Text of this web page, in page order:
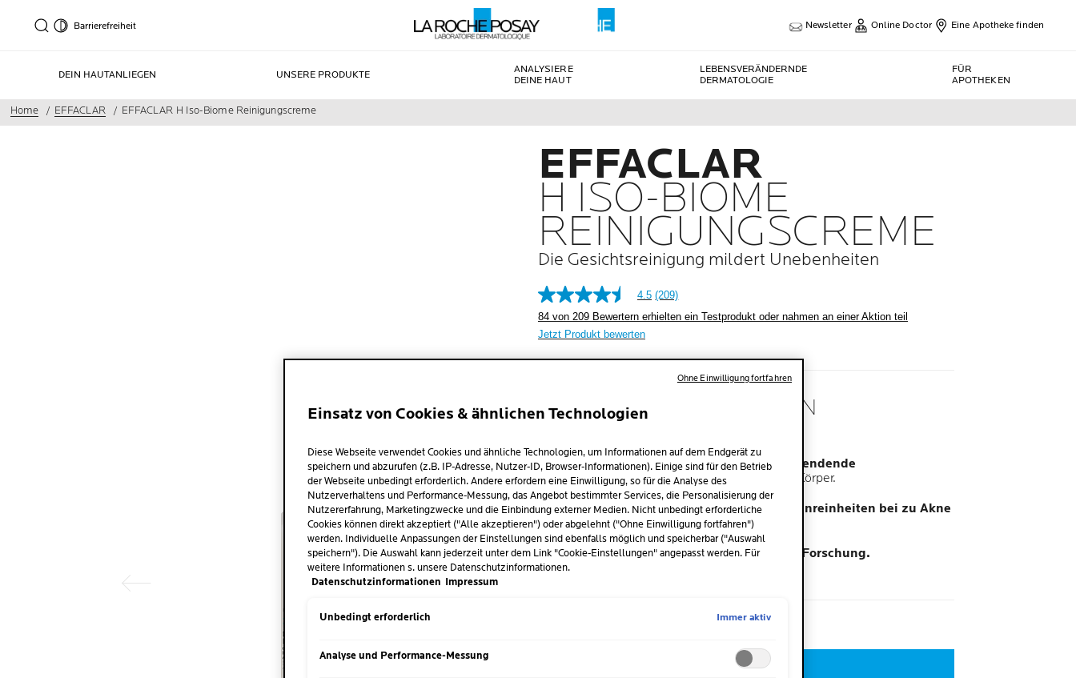
Barrierefreiheit Newsletter Online Doctor Eine Apotheke finden
DEIN HAUTANLIEGEN UNSERE PRODUKTE
ANALYSIERE
DEINE HAUT
LEBENSVERÄNDERNDE
DERMATOLOGIE
FÜR
APOTHEKEN
Home EFFACLAR EFFACLAR H Iso-Biome Reinigungscreme
EFFACLAR
H ISO-BIOME
REINIGUNGSCREME
Die Gesichtsreinigung mildert Unebenheiten
4.5 (209)
84 von 209 Bewertern erhielten ein Testprodukt oder nahmen an einer Aktion teil
Jetzt Produkt bewerten
VON DERMATOLOGEN
EMPFOHLEN
Beruhigende und feuchtigkeitsspendende
Reinigungscremefür Gesicht und Körper.
Hilft,Hautbeschwerden und Hautunreinheiten bei zu Akne
neigender Haut zu mildern.
Unterstützt durch die Mikrobiom-Forschung.
JETZT KAUFEN
Einsatz von Cookies & ähnlichen Technologien
Diese Webseite verwendet Cookies und ähnliche Technologien, um Informationen auf dem Endgerät zu
speichern und abzurufen (z.B. IP-Adresse, Nutzer-ID, Browser-Informationen). Einige sind für den Betrieb
der Webseite unbedingt erforderlich. Andere erfordern eine Einwilligung, so für die Analyse des
Nutzerverhaltens und Performance-Messung, das Angebot bestimmter Services, die Personalisierung der
Nutzererfahrung, Marketingzwecke und die Einbindung externer Medien. Nicht unbedingt erforderliche
Cookies können direkt akzeptiert ("Alle akzeptieren") oder abgelehnt ("Ohne Einwilligung fortfahren")
werden. Individuelle Anpassungen der Einstellungen sind ebenfalls möglich und speicherbar ("Auswahl
speichern"). Die Auswahl kann jederzeit unter dem Link "Cookie-Einstellungen" angepasst werden. Für
weitere Informationen s. unsere Datenschutzinformationen.
Datenschutzinformationen Impressum
Unbedingt erforderlich Immer aktiv
Analyse und Performance-Messung
Ohne Einwilligung fortfahren